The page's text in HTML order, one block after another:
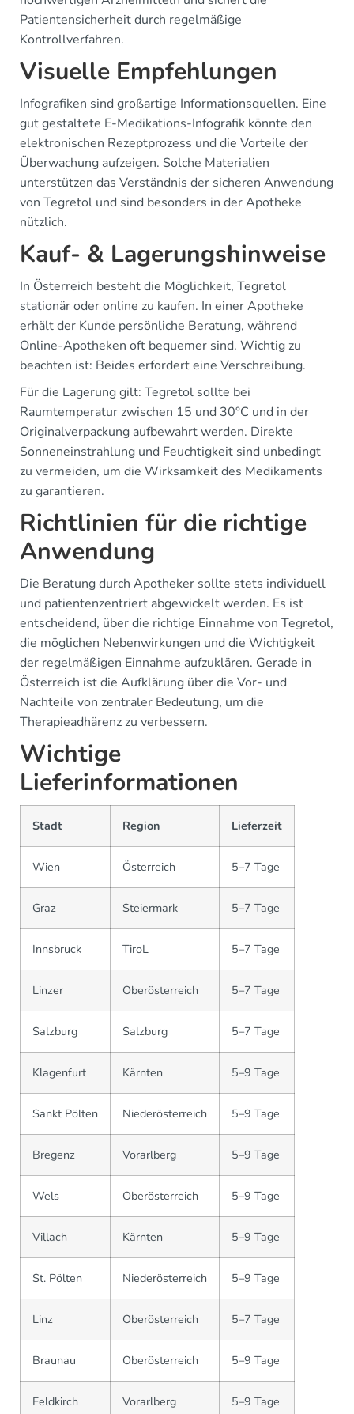
Patientensicherheit durch regelmäßige
Kontrollverfahren.
Visuelle Empfehlungen
Infografiken sind großartige Informationsquellen. Eine
gut gestaltete E-Medikations-Infografik könnte den
elektronischen Rezeptprozess und die Vorteile der
Überwachung aufzeigen. Solche Materialien
unterstützen das Verständnis der sicheren Anwendung
von Tegretol und sind besonders in der Apotheke
nützlich.
Kauf- & Lagerungshinweise
In Österreich besteht die Möglichkeit, Tegretol
stationär oder online zu kaufen. In einer Apotheke
erhält der Kunde persönliche Beratung, während
Online-Apotheken oft bequemer sind. Wichtig zu
beachten ist: Beides erfordert eine Verschreibung.
Für die Lagerung gilt: Tegretol sollte bei
Raumtemperatur zwischen 15 und 30°C und in der
Originalverpackung aufbewahrt werden. Direkte
Sonneneinstrahlung und Feuchtigkeit sind unbedingt
zu vermeiden, um die Wirksamkeit des Medikaments
zu garantieren.
Richtlinien für die richtige
Anwendung
Die Beratung durch Apotheker sollte stets individuell
und patientenzentriert abgewickelt werden. Es ist
entscheidend, über die richtige Einnahme von Tegretol,
die möglichen Nebenwirkungen und die Wichtigkeit
der regelmäßigen Einnahme aufzuklären. Gerade in
Österreich ist die Aufklärung über die Vor- und
Nachteile von zentraler Bedeutung, um die
Therapieadhärenz zu verbessern.
Wichtige
Lieferinformationen
Stadt Region Lieferzeit
Wien Österreich 5–7 Tage
Graz Steiermark 5–7 Tage
Innsbruck TiroL 5–7 Tage
Linzer Oberösterreich 5–7 Tage
Salzburg Salzburg 5–7 Tage
Klagenfurt Kärnten 5–9 Tage
Sankt Pölten Niederösterreich 5–9 Tage
Bregenz Vorarlberg 5–9 Tage
Wels Oberösterreich 5–9 Tage
Villach Kärnten 5–9 Tage
St. Pölten Niederösterreich 5–9 Tage
Linz Oberösterreich 5–7 Tage
Braunau Oberösterreich 5–9 Tage
Feldkirch Vorarlberg 5–9 Tage